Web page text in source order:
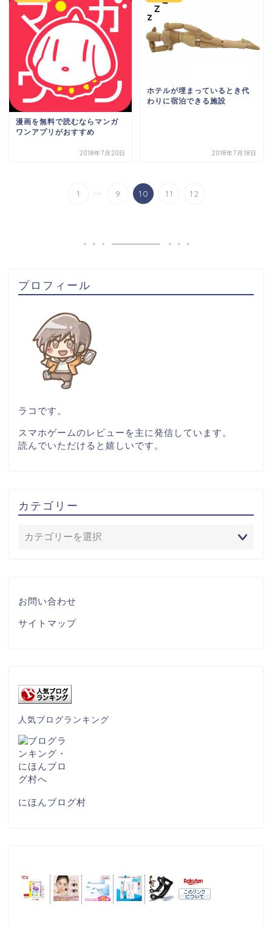
漫画を無料で読むならマンガ
ワンアプリがおすすめ
2018年7月20日
ホテルが埋まっているとき代
わりに宿泊できる施設
2018年7月18日
1 ... 9 10 11 12
プロフィール
ラコです。
スマホゲームのレビューを主に発信しています。
読んでいただけると嬉しいです。
カテゴリー
お問い合わせ
サイトマップ
人気ブログランキング
にほんブログ村